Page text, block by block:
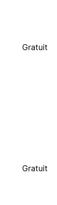
Gratuit
Gratuit